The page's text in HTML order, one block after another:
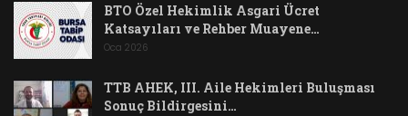
BTO Özel Hekimlik Asgari Ücret
Katsayıları ve Rehber Muayene…
Oca 2026
TTB AHEK, III. Aile Hekimleri Buluşması
Sonuç Bildirgesini…